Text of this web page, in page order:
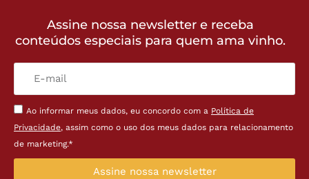
Assine nossa newsletter e receba
conteúdos especiais para quem ama vinho.
Ao informar meus dados, eu concordo com a Política de
Privacidade, assim como o uso dos meus dados para relacionamento
de marketing.*
Assine nossa newsletter